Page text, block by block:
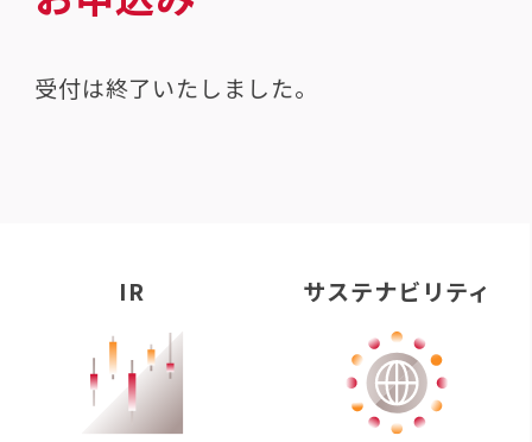
受付は終了いたしました。
IR サステナビリティ